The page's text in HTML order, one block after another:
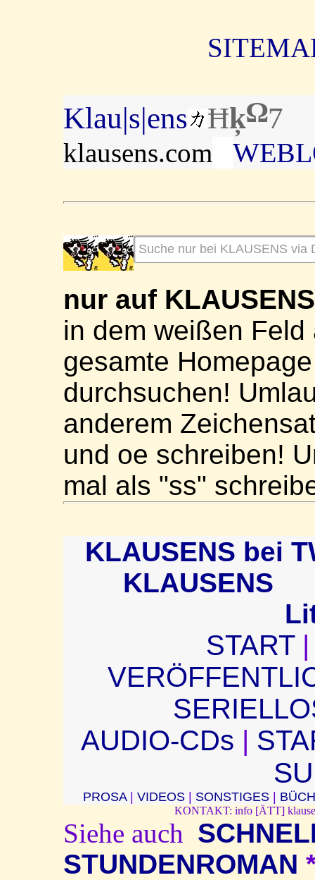
Klau|s|ens ĦķΩ7
klausens.com
nur auf
in dem weißen
gesamte
durchsuchen!
anderem
und oe schreiben!
mal als "ss"
KLAUSENS bei
KLAUSENS
START
AUDIO-CDs |
PROSA VIDEOS SONSTIGES
KONTAKT: info [ÄTT]
Siehe auch
STUNDENROMAN